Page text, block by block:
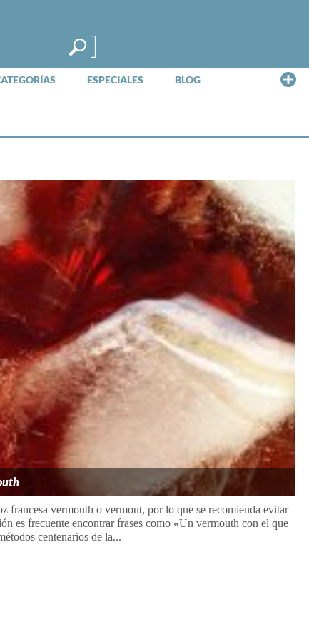
ESPECIALES BLOG
francesa vermouth o vermout, por lo que se recomienda evitar
es frecuente encontrar frases como «Un vermouth con el que
centenarios de la...